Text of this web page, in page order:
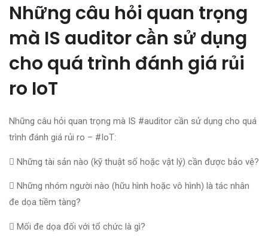
Những câu hỏi quan trọng
mà IS auditor cần sử dụng
cho quá trình đánh giá rủi
ro IoT
Những câu hỏi quan trọng mà IS #auditor cần sử dụng cho quá
trình đánh giá rủi ro – #IoT:
 Những tài sản nào (kỹ thuật số hoặc vật lý) cần được bảo vệ?
 Những nhóm người nào (hữu hình hoặc vô hình) là tác nhân
đe dọa tiềm tàng?
 Mối đe dọa đối với tổ chức là gì?